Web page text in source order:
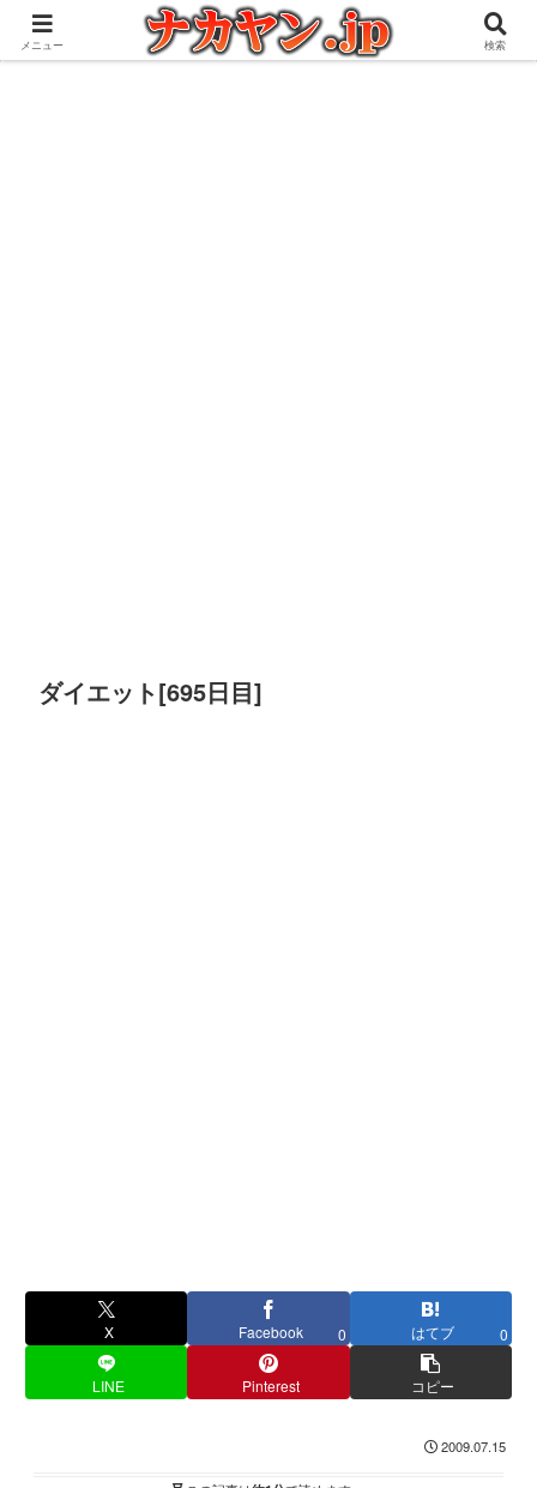
アウトドアとガジェット好きな管理人の愉快な日々を綴るブログ
ダイエット[695日目]
X Facebook 0 はてブ 0
LINE Pinterest コピー
2009.07.15
メニュー 検索